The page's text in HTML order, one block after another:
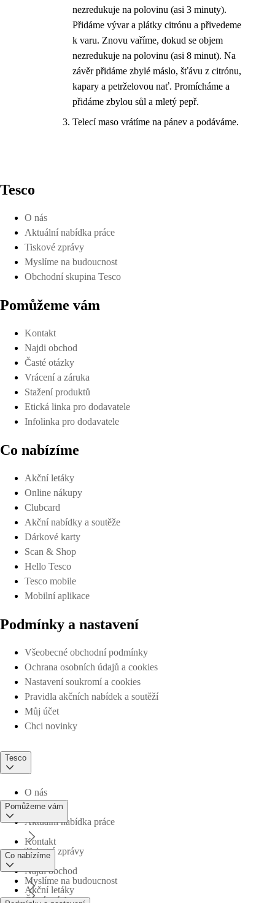
nezredukuje na polovinu (asi 3 minuty).
Přidáme vývar a plátky citrónu a přivedeme
k varu. Znovu vaříme, dokud se objem
nezredukuje na polovinu (asi 8 minut). Na
závěr přidáme zbylé máslo, šťávu z citrónu,
kapary a petrželovou nať. Promícháme a
přidáme zbylou sůl a mletý pepř.
Telecí maso vrátíme na pánev a podáváme.
Tesco
O nás
Aktuální nabídka práce
Tiskové zprávy
Myslíme na budoucnost
Obchodní skupina Tesco
Pomůžeme vám
Kontakt
Najdi obchod
Časté otázky
Vrácení a záruka
Stažení produktů
Etická linka pro dodavatele
Infolinka pro dodavatele
Co nabízíme
Akční letáky
Online nákupy
Clubcard
Akční nabídky a soutěže
Dárkové karty
Scan & Shop
Hello Tesco
Tesco mobile
Mobilní aplikace
Podmínky a nastavení
Všeobecné obchodní podmínky
Ochrana osobních údajů a cookies
Nastavení soukromí a cookies
Pravidla akčních nabídek a soutěží
Můj účet
Chci novinky
Tesco
O nás
Aktuální nabídka práce
Tiskové zprávy
Myslíme na budoucnost
Pomůžeme vám
Kontakt
Najdi obchod
Časté otázky
Co nabízíme
Akční letáky